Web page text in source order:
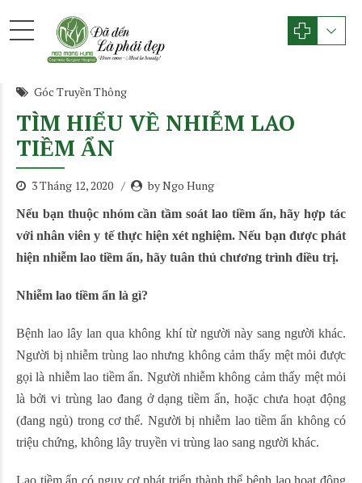
Góc Truyền Thông
TÌM HIỂU VỀ NHIỄM LAO
TIỀM ẨN
3 Tháng 12, 2020 by Ngo Hung
Nếu bạn thuộc nhóm cần tầm soát lao tiềm ẩn, hãy hợp tác
với nhân viên y tế thực hiện xét nghiệm. Nếu bạn được phát
hiện nhiễm lao tiềm ẩn, hãy tuân thủ chương trình điều trị.
Nhiễm lao tiềm ẩn là gì?
Bệnh lao lây lan qua không khí từ người này sang người khác.
Người bị nhiễm trùng lao nhưng không cảm thấy mệt mỏi được
gọi là nhiễm lao tiềm ẩn. Người nhiễm không cảm thấy mệt mỏi
là bởi vi trùng lao đang ở dạng tiềm ẩn, hoặc chưa hoạt động
(đang ngủ) trong cơ thể. Người bị nhiễm lao tiềm ẩn không có
triệu chứng, không lây truyền vi trùng lao sang người khác.
Lao tiềm ẩn có nguy cơ phát triển thành thể bệnh lao hoạt động